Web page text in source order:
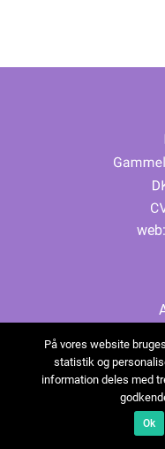
web:
På vores website
statistik og
information deles med
Ok